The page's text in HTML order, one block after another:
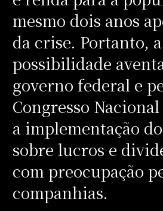
mesmo dois anos
da crise. Portanto, a
possibilidade
governo federal e
Congresso
a implementação
sobre lucros e
com preocupação
companhias.